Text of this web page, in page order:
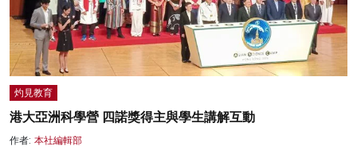
灼見教育
港大亞洲科學營 四諾獎得主與學生講解互動
作者: 本社編輯部